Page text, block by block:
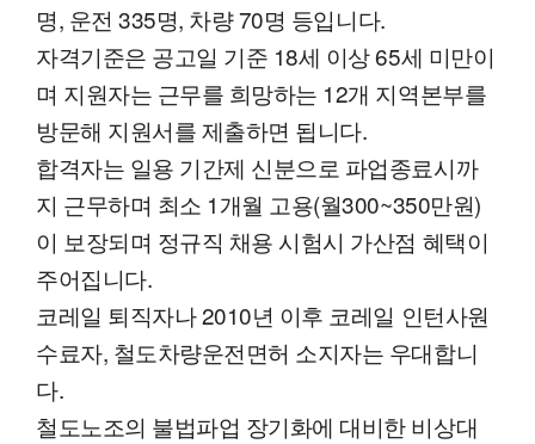
명, 운전 335명, 차량 70명 등입니다.
자격기준은 공고일 기준 18세 이상 65세 미만이
며 지원자는 근무를 희망하는 12개 지역본부를
방문해 지원서를 제출하면 됩니다.
합격자는 일용 기간제 신분으로 파업종료시까
지 근무하며 최소 1개월 고용(월300~350만원)
이 보장되며 정규직 채용 시험시 가산점 혜택이
주어집니다.
코레일 퇴직자나 2010년 이후 코레일 인턴사원
수료자, 철도차량운전면허 소지자는 우대합니
다.
철도노조의 불법파업 장기화에 대비한 비상대